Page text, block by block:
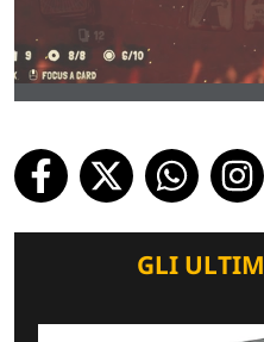
GLI